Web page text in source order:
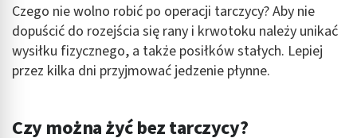
Czego nie wolno robić po operacji tarczycy? Aby nie
dopuścić do rozejścia się rany i krwotoku należy unikać
wysiłku fizycznego, a także posiłków stałych. Lepiej
przez kilka dni przyjmować jedzenie płynne.
Czy można żyć bez tarczycy?